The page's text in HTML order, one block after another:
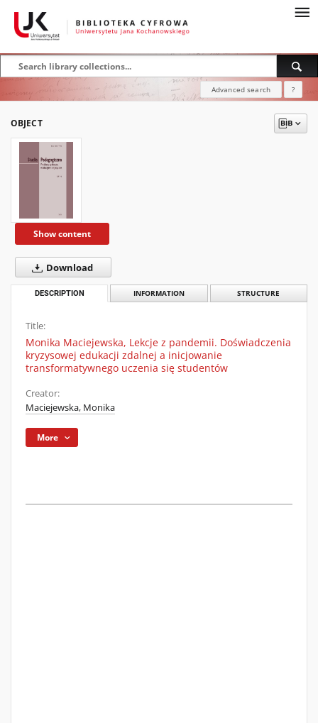
Advanced search ?
OBJECT
Show content
Download
DESCRIPTION INFORMATION STRUCTURE
Title:
Monika Maciejewska, Lekcje z pandemii. Doświadczenia
kryzysowej edukacji zdalnej a inicjowanie
transformatywnego uczenia się studentów
Creator:
Maciejewska, Monika
More